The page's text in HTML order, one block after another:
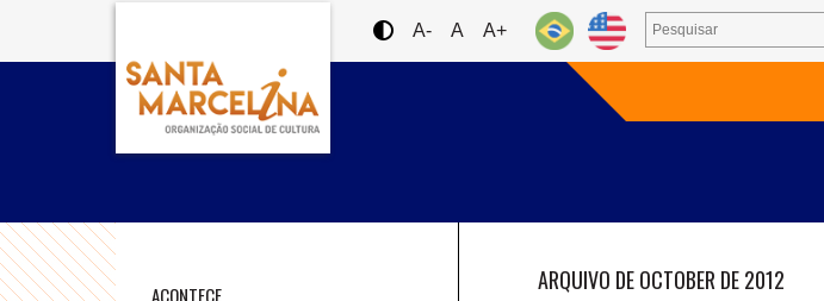
A- A A+
ARQUIVO DE OCTOBER DE 2012
ACONTECE